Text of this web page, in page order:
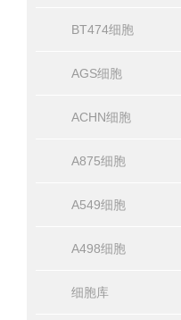
BT474细胞
AGS细胞
ACHN细胞
A875细胞
A549细胞
A498细胞
细胞库